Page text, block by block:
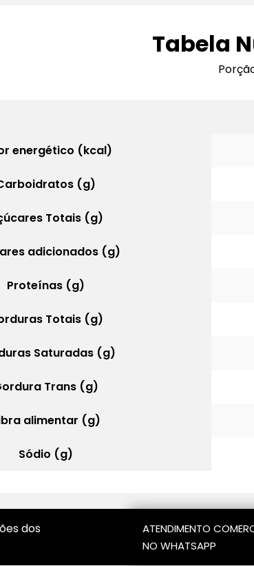
Tabela
energético (kcal)
(g)
Totais (g)
adicionados (g)
Proteínas (g)
Totais (g)
Saturadas (g)
Trans (g)
alimentar (g)
Sódio (g)
dos
ATENDIMENTO
NO WHATSAPP